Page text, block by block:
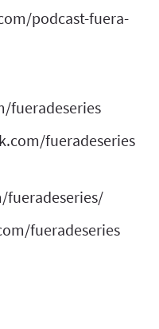
podcast-fuera-
fueradeseries
fueradeseries
fueradeseries